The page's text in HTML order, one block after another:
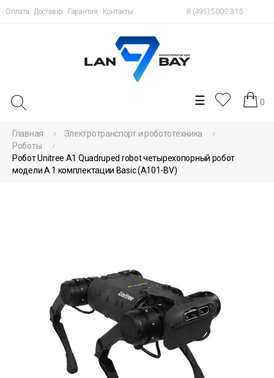
Оплата Доставка Гарантия Контакты 8 (495) 500-23-15
Toggle
navigation
☰ 0
Главная
Электротранспорт и робототехника
Роботы
Робот Unitree A1 Quadruped robot четырехопорный робот
модели А 1 комплектации Basic (A101-BV)